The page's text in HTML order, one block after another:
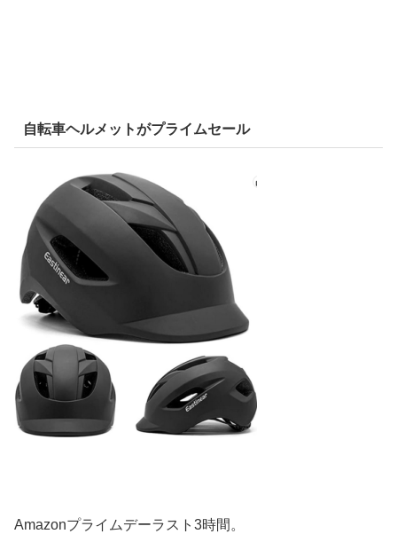
自転車ヘルメットがプライムセール
Amazonプライムデーラスト3時間。